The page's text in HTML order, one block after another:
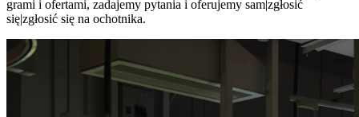
grami i ofertami, zadajemy pytania i oferujemy sam|zgłosić
się|zgłosić się na ochotnika.